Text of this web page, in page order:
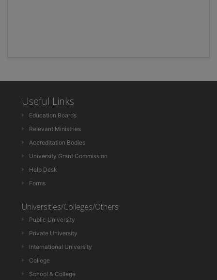
Useful Links
Education Boards
Relevant Ministries
Accreditation Bodies
University Grant Commission
Help Desk
Forms
Universities/Colleges/Others
Public University
Private University
International University
College
School & College